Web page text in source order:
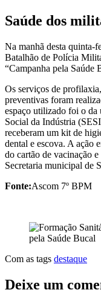
Saúde dos
Na manhã desta quinta-
Batalhão de Polícia
“Campanha pela Saúde
Os serviços de
preventivas foram
espaço utilizado foi o
Social da Indústria
receberam um kit de
dental e escova. A ação
do cartão de vacinação
Secretaria municipal de
Fonte:Ascom 7º BPM
Com as tags destaque
Deixe um